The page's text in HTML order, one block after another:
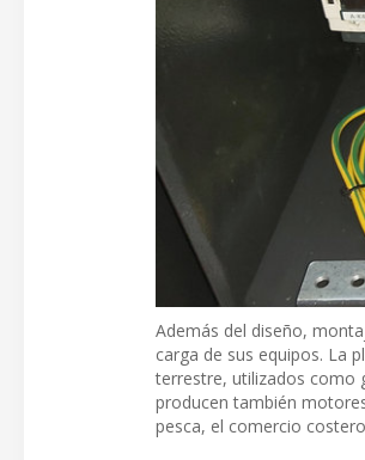
Además del diseño,
carga de sus equipos. La
terrestre, utilizados como
producen también
pesca, el comercio